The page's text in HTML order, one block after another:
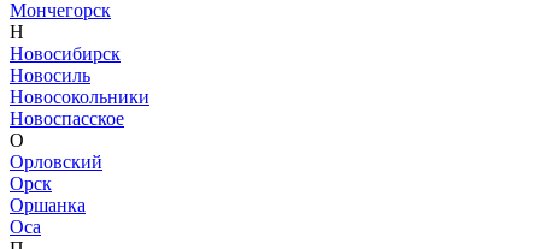
Мончегорск
Н
Новосибирск
Новосиль
Новосокольники
Новоспасское
О
Орловский
Орск
Оршанка
Оса